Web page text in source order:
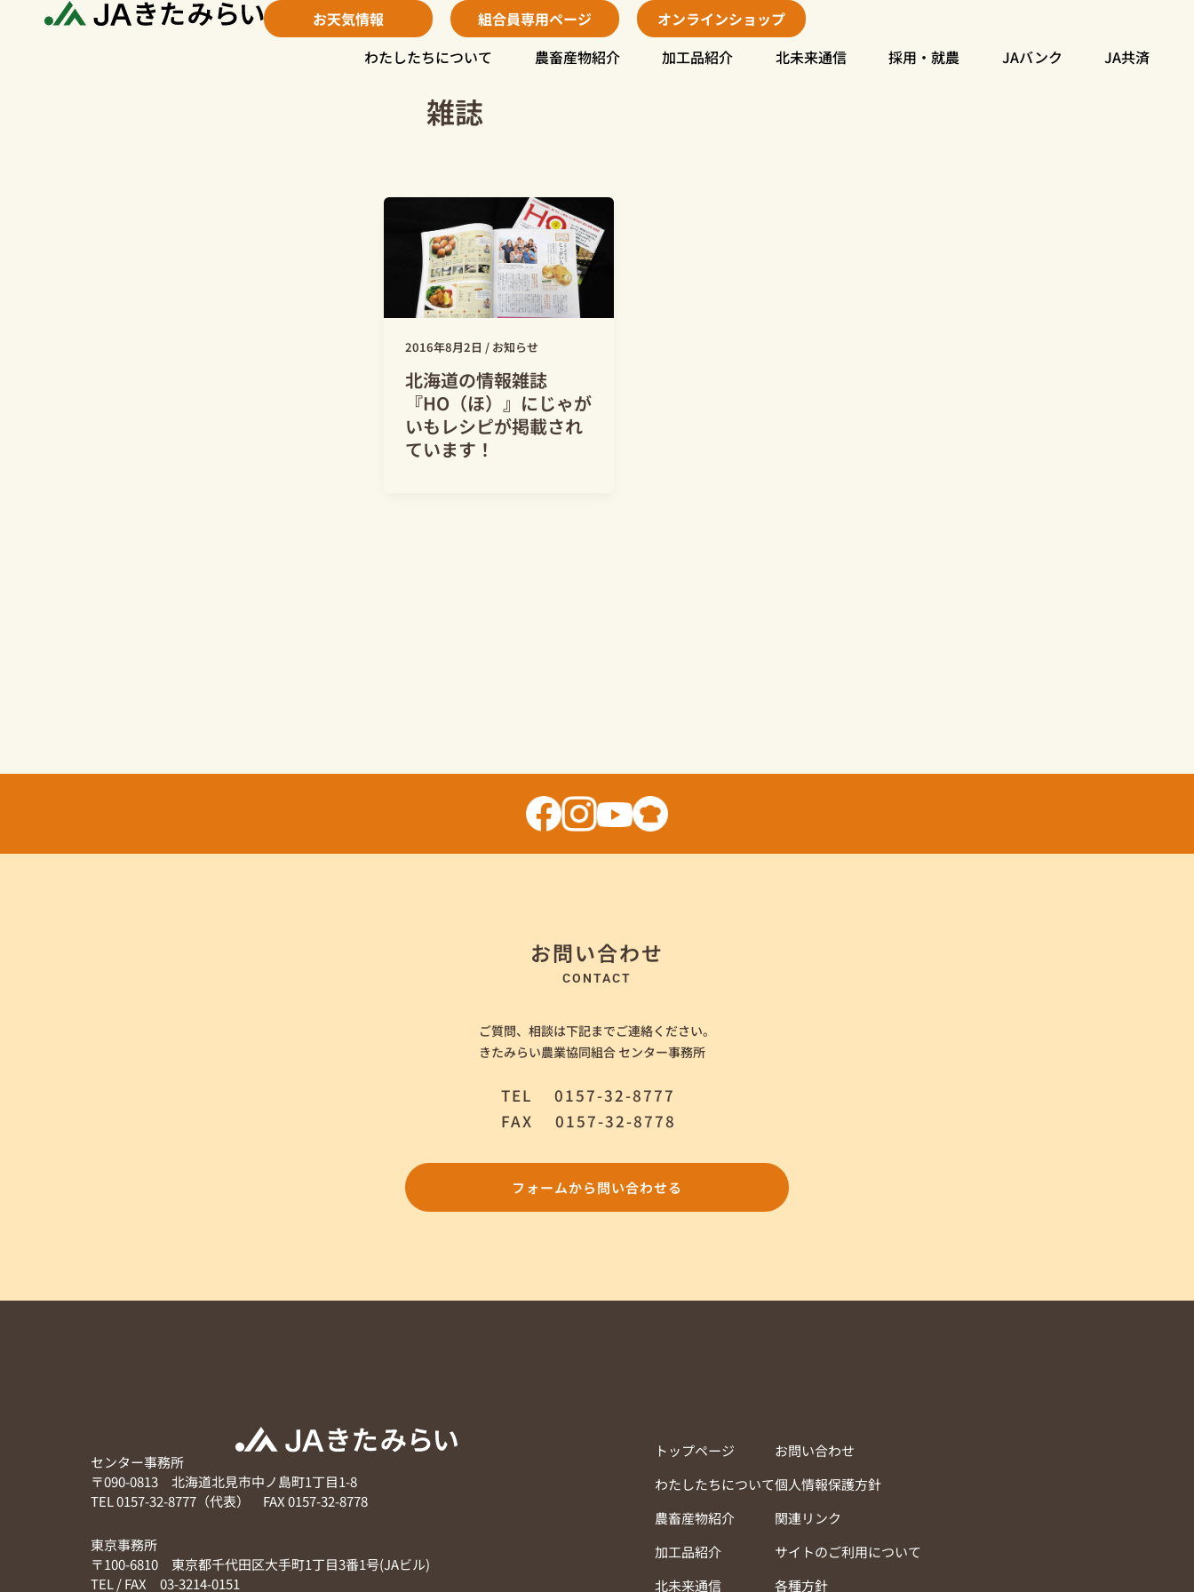
お天気情報 組合員専用ページ
オンラインショップ
わたしたちについて
農畜産物紹介 加工品紹介 北未来通信 採用・就農 JAバンク JA共済
雑誌
2016年8月2日 / お知らせ
北海道の情報雑誌
『HO（ほ）』にじゃが
いもレシピが掲載され
ています！
お問い合わせ
CONTACT
ご質問、相談は下記までご連絡ください。
きたみらい農業協同組合 センター事務所
TEL 0157-32-8777
FAX 0157-32-8778
フォームから問い合わせる
センター事務所
〒090-0813 北海道北見市中ノ島町1丁目1-8
TEL 0157-32-8777（代表） FAX 0157-32-8778
東京事務所
〒100-6810 東京都千代田区大手町1丁目3番1号(JAビル)
TEL / FAX 03-3214-0151
トップページ
わたしたちについて
農畜産物紹介
加工品紹介
北未来通信
お問い合わせ
個人情報保護方針
関連リンク
サイトのご利用について
各種方針